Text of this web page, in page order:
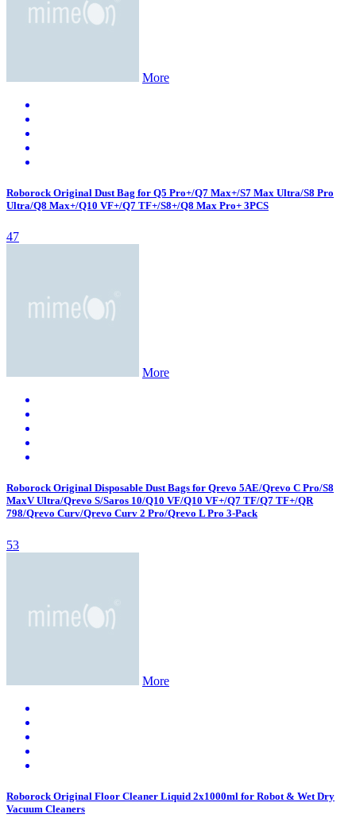
More
Roborock Original Dust Bag for Q5 Pro+/Q7 Max+/S7 Max Ultra/S8 Pro
Ultra/Q8 Max+/Q10 VF+/Q7 TF+/S8+/Q8 Max Pro+ 3PCS
47
More
Roborock Original Disposable Dust Bags for Qrevo 5AE/Qrevo C Pro/S8
MaxV Ultra/Qrevo S/Saros 10/Q10 VF/Q10 VF+/Q7 TF/Q7 TF+/QR
798/Qrevo Curv/Qrevo Curv 2 Pro/Qrevo L Pro 3-Pack
53
More
Roborock Original Floor Cleaner Liquid 2x1000ml for Robot & Wet Dry
Vacuum Cleaners